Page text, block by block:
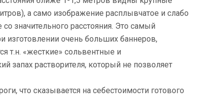
а само изображение расплывчатое и слабо
значительного расстояния. Это самый
очень больших баннеров,
т.н. «жесткие» сольвентные и
запах растворителя, который не позволяет
что сказывается на себестоимости готового